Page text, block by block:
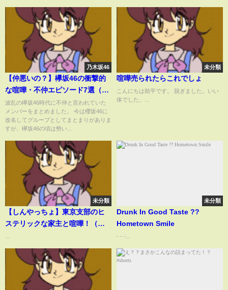
乃木坂46
【仲悪いの？】欅坂46の衝撃的
な喧嘩・不仲エピソード7選（平
手友梨奈、長濱ねる、志田愛
佳、原田葵、他）
波乱の欅坂46時代に不仲と言われていた
メンバーをまとめました。 今は櫻坂46に
改名してグループとしてまとまりがありま
すが、欅坂46の頃は勢い...
未分類
喧嘩売られたらこれでしょ
こんにちは助平です。 脱ぎました。いい
体でした。...
未分類
【しんやっちょ】東京支部のヒ
ステリックな家主と喧嘩！（ふ
未分類
Drunk In Good Taste ??
Hometown Smile
- - -...